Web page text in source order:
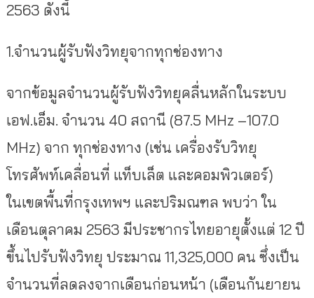
2563 ดังนี้
1.จำนวนผู้รับฟังวิทยุจากทุกช่องทาง
จากข้อมูลจำนวนผู้รับฟังวิทยุคลื่นหลักในระบบ
เอฟ.เอ็ม. จำนวน 40 สถานี (87.5 MHz –107.0
MHz) จาก ทุกช่องทาง (เช่น เครื่องรับวิทยุ
โทรศัพท์เคลื่อนที่ แท็บเล็ต และคอมพิวเตอร์)
ในเขตพื้นที่กรุงเทพฯ และปริมณฑล พบว่า ใน
เดือนตุลาคม 2563 มีประชากรไทยอายุตั้งแต่ 12 ปี
ขึ้นไปรับฟังวิทยุ ประมาณ 11,325,000 คน ซึ่งเป็น
จำนวนที่ลดลงจากเดือนก่อนหน้า (เดือนกันยายน